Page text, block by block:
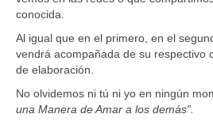
conocida.
Al igual que en el primero, en el
vendrá acompañada de su respectivo
de elaboración.
No olvidemos ni tú ni yo en ningún
una Manera de Amar a los demás”.